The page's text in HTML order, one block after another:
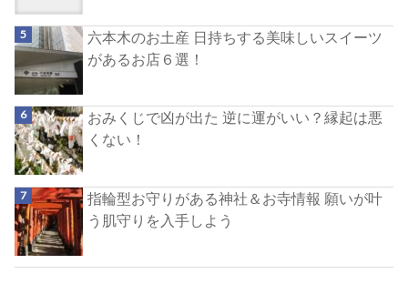
六本木のお土産 日持ちする美味しいスイーツ
があるお店６選！
おみくじで凶が出た 逆に運がいい？縁起は悪
くない！
指輪型お守りがある神社＆お寺情報 願いが叶
う肌守りを入手しよう